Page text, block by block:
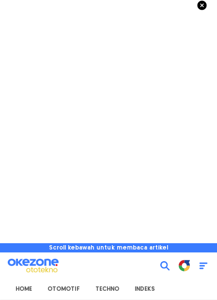
Scroll kebawah untuk membaca artikel
HOME OTOMOTIF TECHNO INDEKS